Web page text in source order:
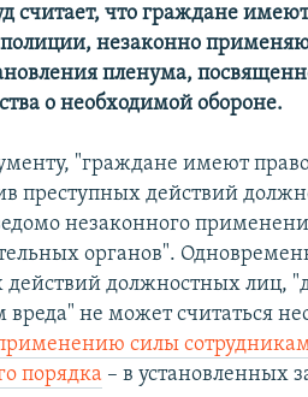
считает, что граждане
незаконно
пленума,
о необходимой обороне.
"граждане имеют
преступных действий
незаконного
органов".
должностных лиц,
не может считаться
силы
порядка – в установленных